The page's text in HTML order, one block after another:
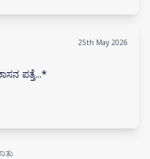
25th May 2026
ಪತ್ತೆ...*